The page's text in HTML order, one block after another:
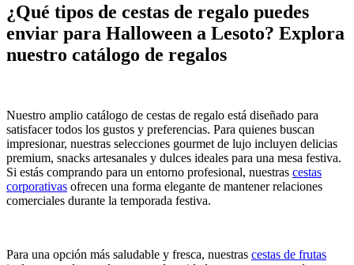
¿Qué tipos de cestas de regalo puedes
enviar para Halloween a Lesoto? Explora
nuestro catálogo de regalos
Nuestro amplio catálogo de cestas de regalo está diseñado para
satisfacer todos los gustos y preferencias. Para quienes buscan
impresionar, nuestras selecciones gourmet de lujo incluyen delicias
premium, snacks artesanales y dulces ideales para una mesa festiva.
Si estás comprando para un entorno profesional, nuestras cestas
corporativas ofrecen una forma elegante de mantener relaciones
comerciales durante la temporada festiva.
Para una opción más saludable y fresca, nuestras cestas de frutas